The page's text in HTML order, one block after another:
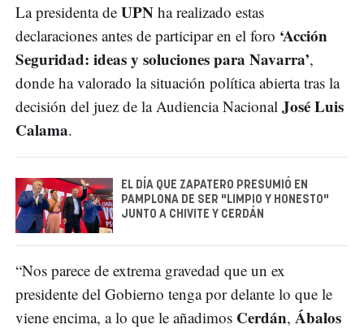
La presidenta de UPN ha realizado estas
declaraciones antes de participar en el foro ‘Acción
Seguridad: ideas y soluciones para Navarra’,
donde ha valorado la situación política abierta tras la
decisión del juez de la Audiencia Nacional José Luis
Calama.
EL DÍA QUE ZAPATERO PRESUMIÓ EN
PAMPLONA DE SER "LIMPIO Y HONESTO"
JUNTO A CHIVITE Y CERDÁN
“Nos parece de extrema gravedad que un ex
presidente del Gobierno tenga por delante lo que le
viene encima, a lo que le añadimos Cerdán, Ábalos